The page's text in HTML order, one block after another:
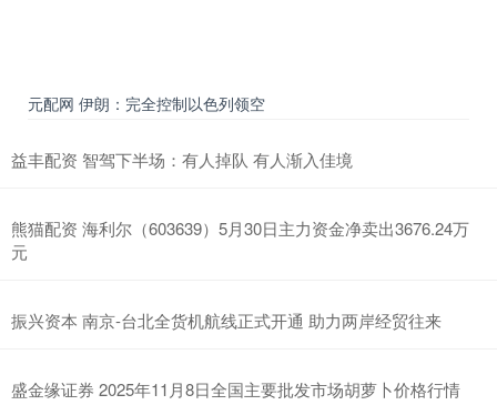
元配网 伊朗：完全控制以色列领空
益丰配资 智驾下半场：有人掉队 有人渐入佳境
熊猫配资 海利尔（603639）5月30日主力资金净卖出3676.24万
元
振兴资本 南京-台北全货机航线正式开通 助力两岸经贸往来
盛金缘证券 2025年11月8日全国主要批发市场胡萝卜价格行情